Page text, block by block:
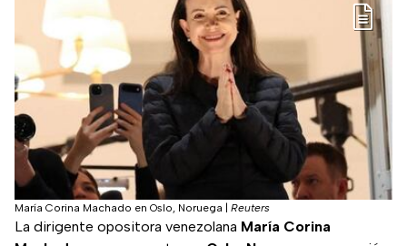
María Corina Machado en Oslo, Noruega Reuters
La dirigente opositora venezolana María Corina